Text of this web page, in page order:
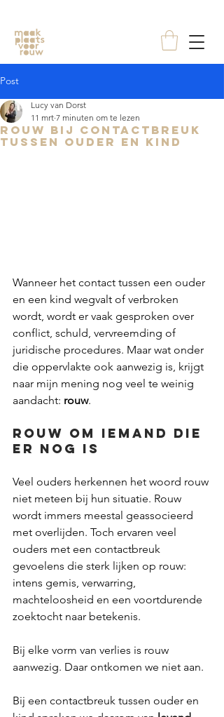
Post
Rouw bij contactbreuk
tussen ouder en kind
Lucy van Dorst
11 mrt 7 minuten om te lezen
Wanneer het contact tussen een ouder
en een kind wegvalt of verbroken
wordt, wordt er vaak gesproken over
conflict, schuld, vervreemding of
juridische procedures. Maar wat onder
die oppervlakte ook aanwezig is, krijgt
naar mijn mening nog veel te weinig
aandacht: rouw.
Rouw om iemand die
er nog is
Veel ouders herkennen het woord rouw
niet meteen bij hun situatie. Rouw
wordt immers meestal geassocieerd
met overlijden. Toch ervaren veel
ouders met een contactbreuk
gevoelens die sterk lijken op rouw:
intens gemis, verwarring,
machteloosheid en een voortdurende
zoektocht naar betekenis.
Bij elke vorm van verlies is rouw
aanwezig. Daar ontkomen we niet aan.
Bij een contactbreuk tussen ouder en